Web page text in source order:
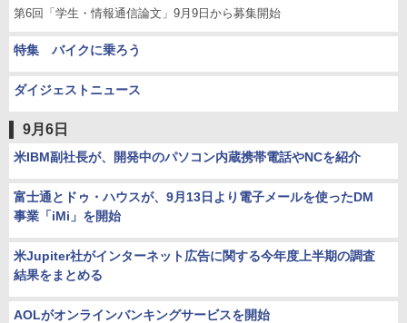
第6回「学生・情報通信論文」9月9日から募集開始
特集 バイクに乗ろう
ダイジェストニュース
9月6日
米IBM副社長が、開発中のパソコン内蔵携帯電話やNCを紹介
富士通とドゥ・ハウスが、9月13日より電子メールを使ったDM
事業「iMi」を開始
米Jupiter社がインターネット広告に関する今年度上半期の調査
結果をまとめる
AOLがオンラインバンキングサービスを開始